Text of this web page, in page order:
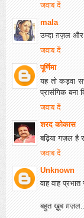
जवाब दें
mala
उम्दा ग़ज़ल और
जवाब दें
पूर्णिमा
यह तो कड़वा
प्रासंगिक बना
जवाब दें
शरद कोकास
बढ़िया गज़ल है
जवाब दें
Unknown
वाह वाह प्रभात
बहुत ख़ूब